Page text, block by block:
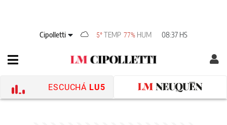
Cipolletti 5°TEMP 77% HUM 08:37 HS
ESCUCHÁ LU5